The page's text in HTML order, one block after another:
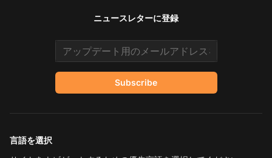
ニュースレターに登録
Email address
Subscribe
言語を選択